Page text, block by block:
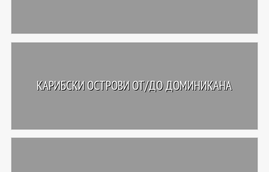
КАРИБСКИ ОСТРОВИ ОТ/ДО ДОМИНИКАНА